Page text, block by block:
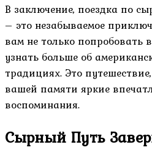
В заключение, поездка по
– это незабываемое
вам не только попробовать
узнать больше об
традициях. Это
вашей памяти яркие
воспоминания.
Сырный Путь